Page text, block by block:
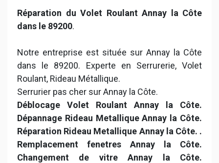
Réparation du Volet Roulant Annay la Côte
dans le 89200.
Notre entreprise est située sur Annay la Côte
dans le 89200. Experte en Serrurerie, Volet
Roulant, Rideau Métallique.
Serrurier pas cher sur Annay la Côte.
Déblocage Volet Roulant Annay la Côte.
Dépannage Rideau Metallique Annay la Côte.
Réparation Rideau Metallique Annay la Côte. .
Remplacement fenetres Annay la Côte.
Changement de vitre Annay la Côte.